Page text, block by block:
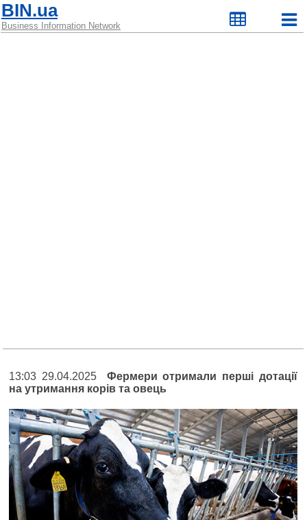
BIN.ua
Business Information Network
13:03 29.04.2025 Фермери отримали перші дотації
на утримання корів та овець